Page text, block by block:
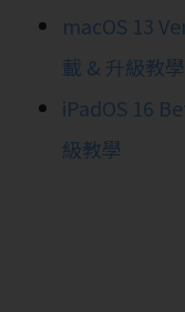
macOS 13
載 & 升級教學
iPadOS 16
級教學